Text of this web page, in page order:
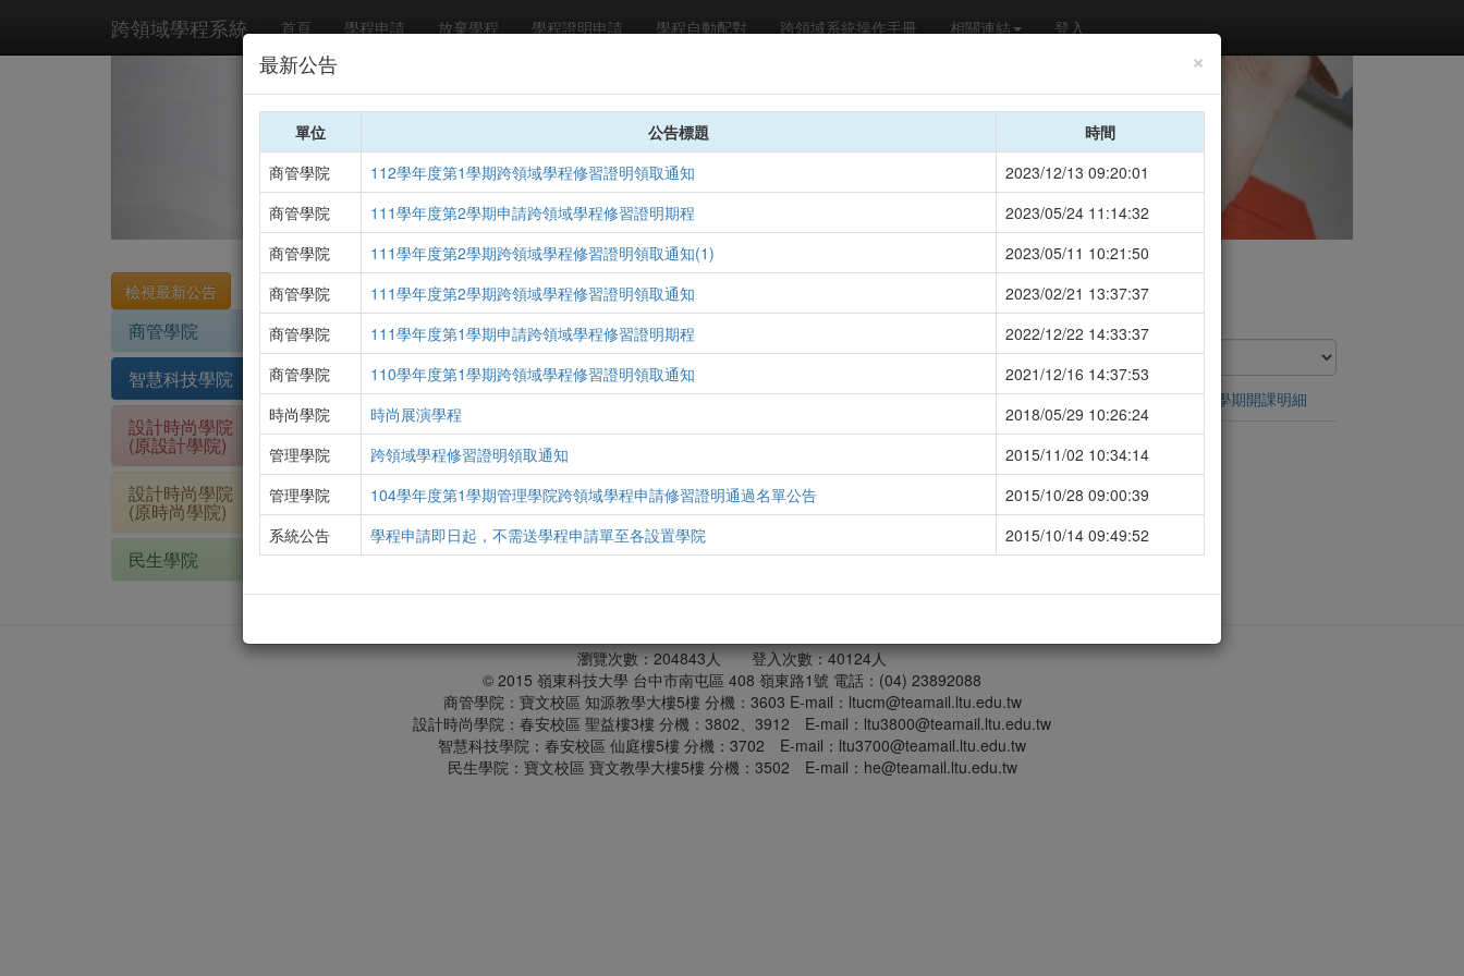
跨領域學程系統 首頁 學程申請 放棄學程 學程證明申請 學程自動配對 跨領域系統操作手冊 相關連結 登入
商 管 學 院
檢視學程
‹
商管學院
智慧科技學院
設計時尚學院
(原設計學院)
設計時尚學院
(原時尚學院)
民生學院
資訊技術證照學程
學程特色 學程目標 學程能力 課程規劃 修習規定 本學期開課明細
為落實國家資訊教育與培育專業化之資訊技術人才。
×
最新公告
單位 公告標題
時間
商管學院
112學年度第1學期跨領域學程修習證明領取通知
2023/12/13 09:20:01
商管學院
111學年度第2學期申請跨領域學程修習證明期程
2023/05/24 11:14:32
商管學院
111學年度第2學期跨領域學程修習證明領取通知(1)
2023/05/11 10:21:50
商管學院
111學年度第2學期跨領域學程修習證明領取通知
2023/02/21 13:37:37
商管學院
111學年度第1學期申請跨領域學程修習證明期程
2022/12/22 14:33:37
商管學院
110學年度第1學期跨領域學程修習證明領取通知
2021/12/16 14:37:53
時尚學院
時尚展演學程
2018/05/29 10:26:24
管理學院
跨領域學程修習證明領取通知
2015/11/02 10:34:14
管理學院
104學年度第1學期管理學院跨領域學程申請修習證明通過名單公告
2015/10/28 09:00:39
系統公告
學程申請即日起，不需送學程申請單至各設置學院 2015/10/14 09:49:52
瀏覽次數：204843人 登入次數：40124人
© 2015 嶺東科技大學 台中市南屯區 408 嶺東路1號 電話：(04) 23892088
商管學院：寶文校區 知源教學大樓5樓 分機：3603 E-mail：ltucm@teamail.ltu.edu.tw
設計時尚學院：春安校區 聖益樓3樓 分機：3802、3912 E-mail：ltu3800@teamail.ltu.edu.tw
智慧科技學院：春安校區 仙庭樓5樓 分機：3702 E-mail：ltu3700@teamail.ltu.edu.tw
民生學院：寶文校區 寶文教學大樓5樓 分機：3502 E-mail：he@teamail.ltu.edu.tw